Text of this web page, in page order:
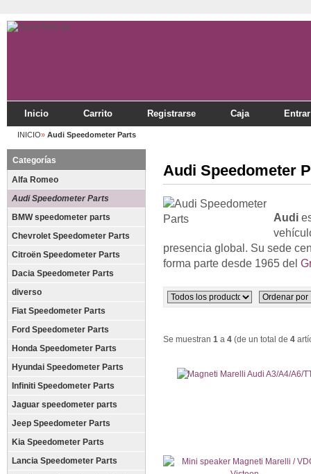
Inicio Carrito Registrarse Caja Entrar
INICIO» Audi Speedometer Parts
Categorías
Alfa Romeo
Audi Speedometer Parts
BMW speedometer parts
Chevrolet Speedometer Parts
Citroën Speedometer Parts
Dacia Speedometer Parts
diverso
Fiat Speedometer Parts
Ford Speedometer Parts
Honda Speedometer Parts
Hyundai Speedometer Parts
Infiniti Speedometer Parts
Jaguar speedometer parts
Jeep Speedometer Parts
Kia Speedometer Parts
Lancia Speedometer Parts
Audi Speedometer
Audi
presencia global. Su sede
forma parte desde 1965 del
Se muestran 1 a 4 (de un total de 4